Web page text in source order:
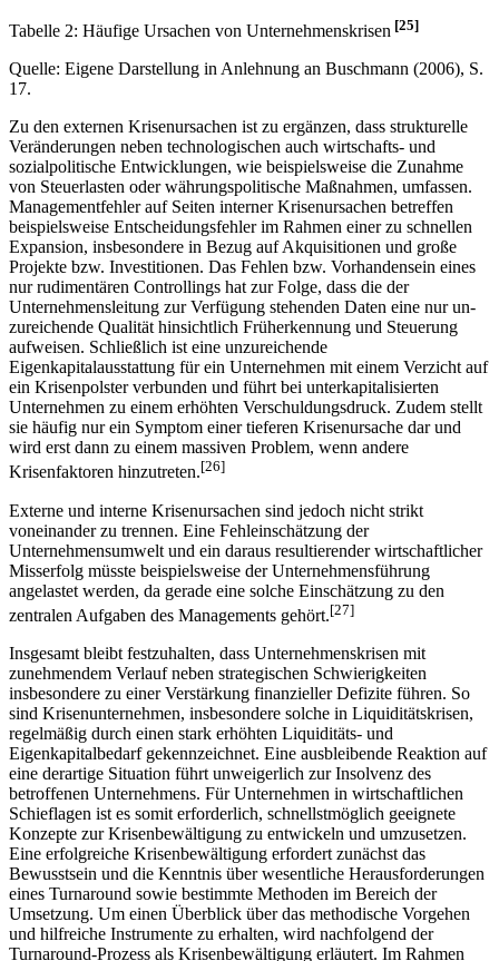
Tabelle 2: Häufige Ursachen von Unternehmenskrisen [25]
Quelle: Eigene Darstellung in Anlehnung an Buschmann (2006), S.
17.
Zu den externen Krisenursachen ist zu ergänzen, dass strukturelle
Veränderungen neben techno­logischen auch wirtschafts- und
sozialpolitische Entwicklungen, wie beispielsweise die Zunahme
von Steuerlasten oder währungspolitische Maßnahmen, umfassen.
Managementfehler auf Seiten interner Krisenursachen betreffen
beispielsweise Entscheidungsfehler im Rahmen einer zu schnellen
Expansion, insbesondere in Bezug auf Akquisitionen und große
Projekte bzw. Investitionen. Das Fehlen bzw. Vorhandensein eines
nur rudimentären Controllings hat zur Folge, dass die der
Unternehmensleitung zur Verfügung stehenden Daten eine nur un­
zureichende Qualität hinsichtlich Früherkennung und Steuerung
aufweisen. Schließlich ist eine unzureichende
Eigenkapitalausstattung für ein Unternehmen mit einem Verzicht auf
ein Krisen­polster verbunden und führt bei unterkapitalisierten
Unternehmen zu einem erhöhten Ver­schuldungs­druck. Zudem stellt
sie häufig nur ein Symptom einer tieferen Krisenursache dar und
wird erst dann zu einem massiven Problem, wenn andere
Krisenfaktoren hinzutreten.[26]
Externe und interne Krisenursachen sind jedoch nicht strikt
voneinander zu trennen. Eine Fehleinschätzung der
Unternehmensumwelt und ein daraus resultierender wirtschaftlicher
Miss­erfolg müsste beispielsweise der Unternehmensführung
angelastet werden, da gerade eine solche Einschätzung zu den
zentralen Aufgaben des Managements gehört.[27]
Insgesamt bleibt festzuhalten, dass Unternehmenskrisen mit
zunehmendem Verlauf neben strategischen Schwierigkeiten
insbesondere zu einer Verstärkung finanzieller Defizite führen. So
sind Krisenunternehmen, insbesondere solche in Liquiditätskrisen,
regelmäßig durch einen stark erhöhten Liquiditäts- und
Eigenkapitalbedarf gekennzeichnet. Eine ausbleibende Reaktion auf
eine derartige Situation führt unweigerlich zur Insolvenz des
betroffenen Unternehmens. Für Unternehmen in wirtschaftlichen
Schieflagen ist es somit erforderlich, schnellstmöglich geeignete
Konzepte zur Krisenbewältigung zu entwickeln und umzusetzen.
Eine erfolgreiche Krisenbewältigung erfordert zunächst das
Bewusstsein und die Kenntnis über wesentliche Herausforderungen
eines Turnaround sowie bestimmte Methoden im Bereich der
Umsetzung. Um einen Überblick über das methodische Vorgehen
und hilfreiche Instrumente zu erhalten, wird nachfolgend der
Turnaround-Prozess als Krisenbewältigung erläutert. Im Rahmen